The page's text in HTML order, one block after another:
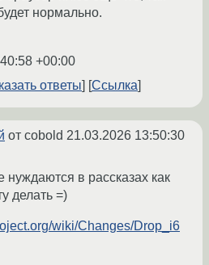
нормально.
+00:00
ответы Ссылка
от cobold 21.03.2026 13:50:30
в рассказах как
делать =)
wiki/Changes/Drop_i6